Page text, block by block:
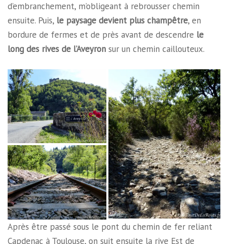
d’embranchement, m’obligeant à rebrousser chemin
ensuite. Puis, le paysage devient plus champêtre, en
bordure de fermes et de près avant de descendre le
long des rives de l’Aveyron sur un chemin caillouteux.
Après être passé sous le pont du chemin de fer reliant
Capdenac à Toulouse, on suit ensuite la rive Est de